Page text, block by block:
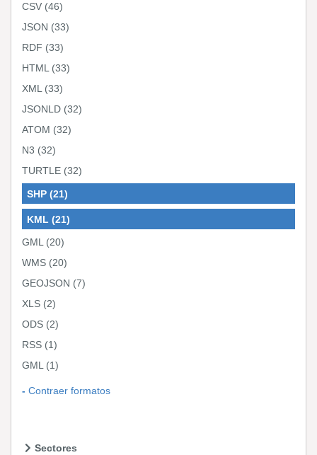
CSV (46)
JSON (33)
RDF (33)
HTML (33)
XML (33)
JSONLD (32)
ATOM (32)
N3 (32)
TURTLE (32)
SHP (21)
KML (21)
GML (20)
WMS (20)
GEOJSON (7)
XLS (2)
ODS (2)
RSS (1)
GML (1)
Contraer formatos
Sectores